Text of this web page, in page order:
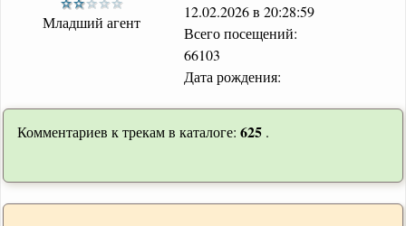
Младший агент
12.02.2026 в 20:28:59
Всего посещений:
66103
Дата рождения:
Комментариев к трекам в каталоге: 625 .